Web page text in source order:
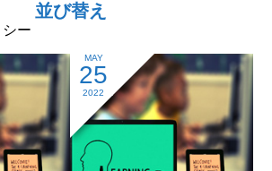
ー
並び替え
MAY
25
2022